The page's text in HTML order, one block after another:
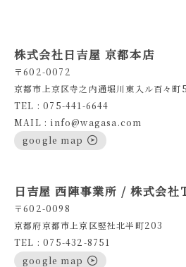
株式会社日吉屋 京都本店
〒602-0072
京都市上京区寺之内通堀川東入ル百々町
TEL : 075-441-6644
MAIL : info@wagasa.com
google map
日吉屋 西陣事業所 / 株式会
〒602-0098
京都府京都市上京区竪社北半町203
TEL : 075-432-8751
google map